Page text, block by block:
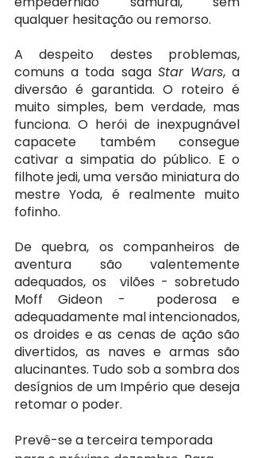
qualquer hesitação ou remorso.
A despeito destes problemas,
comuns a toda saga Star Wars, a
diversão é garantida. O roteiro é
muito simples, bem verdade, mas
funciona. O herói de inexpugnável
capacete também consegue
cativar a simpatia do público. E o
filhote jedi, uma versão miniatura do
mestre Yoda, é realmente muito
fofinho.
De quebra, os companheiros de
aventura são valentemente
adequados, os  vilões - sobretudo
Moff Gideon -  poderosa e
adequadamente mal intencionados,
os droides e as cenas de ação são
divertidos, as naves e armas são
alucinantes. Tudo sob a sombra dos
desígnios de um Império que deseja
retomar o poder.
Prevê-se a terceira temporada